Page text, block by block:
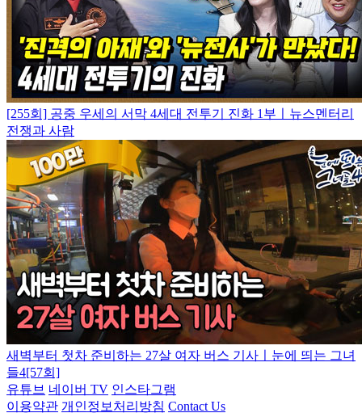
[255회] 공중 우세의 서막 4세대 전투기 진화 1부ㅣ뉴스멘터리
전쟁과 사람
새벽부터 첫차 준비하는 27살 여자 버스 기사ㅣ눈에 띄는 그녀
들4[57회]
유튜브 네이버 TV 인스타그램
이용약관 개인정보처리방침 Contact Us